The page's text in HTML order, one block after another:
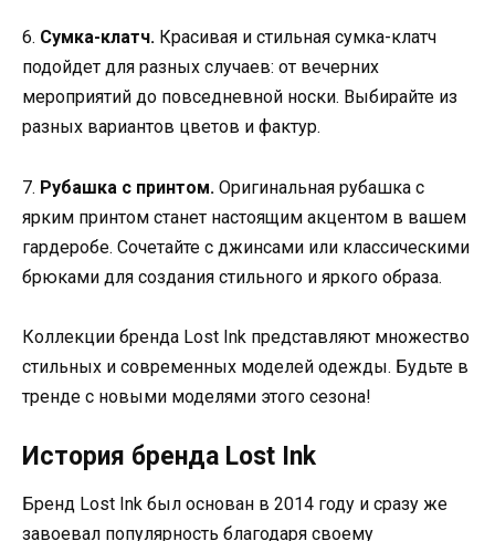
6. Сумка-клатч. Красивая и стильная сумка-клатч
подойдет для разных случаев: от вечерних
мероприятий до повседневной носки. Выбирайте из
разных вариантов цветов и фактур.
7. Рубашка с принтом. Оригинальная рубашка с
ярким принтом станет настоящим акцентом в вашем
гардеробе. Сочетайте с джинсами или классическими
брюками для создания стильного и яркого образа.
Коллекции бренда Lost Ink представляют множество
стильных и современных моделей одежды. Будьте в
тренде с новыми моделями этого сезона!
История бренда Lost Ink
Бренд Lost Ink был основан в 2014 году и сразу же
завоевал популярность благодаря своему